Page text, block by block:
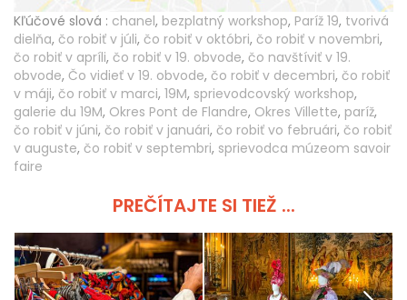
Kľúčové slová : chanel, bezplatný workshop, Paríž 19, tvorivá
dielňa, čo robiť v júli, čo robiť v októbri, čo robiť v novembri,
čo robiť v apríli, čo robiť v 19. obvode, čo navštíviť v 19.
obvode, Čo vidieť v 19. obvode, čo robiť v decembri, čo robiť
v máji, čo robiť v marci, 19M, sprievodcovský workshop,
galerie du 19M, Okres Pont de Flandre, Okres Villette, paríž,
čo robiť v júni, čo robiť v januári, čo robiť vo februári, čo robiť
v auguste, čo robiť v septembri, sprievodca múzeom savoir
faire
PREČÍTAJTE SI TIEŽ ...